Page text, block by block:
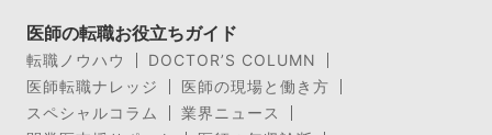
医師の転職お役立ちガイド
転職ノウハウ
DOCTOR’S COLUMN
医師転職ナレッジ
医師の現場と働き方
スペシャルコラム
業界ニュース